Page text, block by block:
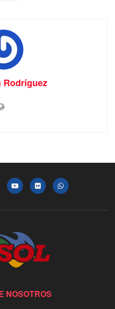
Rodríguez
NOSOTROS